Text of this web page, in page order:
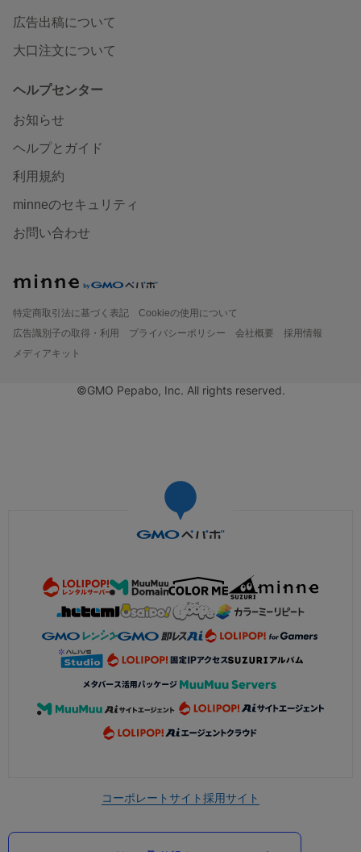
広告出稿について
大口注文について
ヘルプセンター
お知らせ
ヘルプとガイド
利用規約
minneのセキュリティ
お問い合わせ
特定商取引法に基づく表記
Cookieの使用について
広告識別子の取得・利用
プライバシーポリシー 会社概要
採用情報
メディアキット
©GMO Pepabo, Inc. All rights reserved.
コーポレートサイト採用サイト